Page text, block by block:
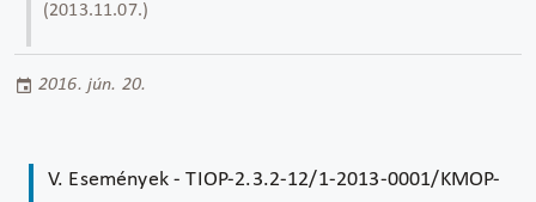
(2013.11.07.)
2016. jún. 20.
V. Események - TIOP-2.3.2-12/1-2013-0001/KMOP-